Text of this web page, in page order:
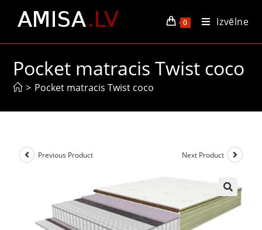
0 Izvēlne
Pocket matracis Twist coco
> Pocket matracis Twist coco
Previous Product Next Product